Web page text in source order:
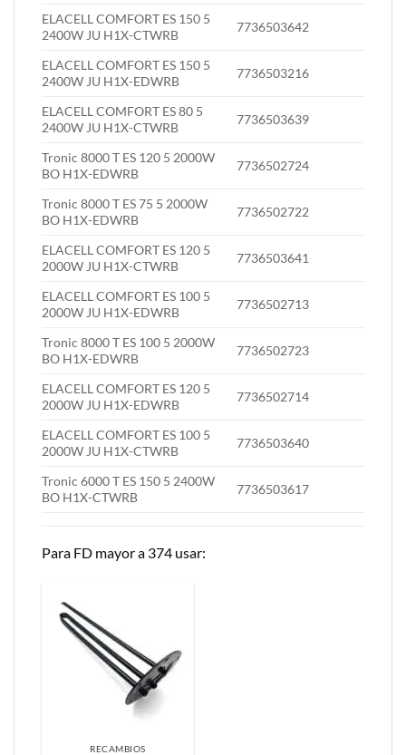
ELACELL COMFORT ES 150 5
2400W JU H1X-CTWRB
7736503642
ELACELL COMFORT ES 150 5
2400W JU H1X-EDWRB
7736503216
ELACELL COMFORT ES 80 5
2400W JU H1X-CTWRB
7736503639
Tronic 8000 T ES 120 5 2000W
BO H1X-EDWRB
7736502724
Tronic 8000 T ES 75 5 2000W
BO H1X-EDWRB
7736502722
ELACELL COMFORT ES 120 5
2000W JU H1X-CTWRB
7736503641
ELACELL COMFORT ES 100 5
2000W JU H1X-EDWRB
7736502713
Tronic 8000 T ES 100 5 2000W
BO H1X-EDWRB
7736502723
ELACELL COMFORT ES 120 5
2000W JU H1X-EDWRB
7736502714
ELACELL COMFORT ES 100 5
2000W JU H1X-CTWRB
7736503640
Tronic 6000 T ES 150 5 2400W
BO H1X-CTWRB
7736503617
Para FD mayor a 374 usar:
RECAMBIOS